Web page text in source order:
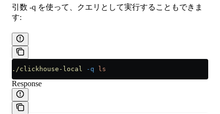
引数 -q を使って、クエリとして実行することもできま
す:
./clickhouse-local -q ls
Response